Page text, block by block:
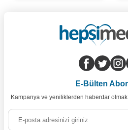
E-Bülten
Kampanya ve yeniliklerden haberdar